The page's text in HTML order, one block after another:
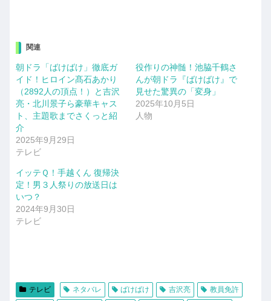
関連
朝ドラ「ばけばけ」徹底ガ
イド！ヒロイン髙石あかり
（2892人の頂点！）と吉沢
亮・北川景子ら豪華キャス
ト、主題歌までさくっと紹
介
2025年9月29日
テレビ
役作りの神髄！池脇千鶴さ
んが朝ドラ『ばけばけ』で
見せた驚異の「変身」
2025年10月5日
人物
イッテＱ！手越くん 復帰決
定！男３人祭りの放送日は
いつ？
2024年9月30日
テレビ
テレビ ネタバレ ばけばけ 吉沢亮
教員免許